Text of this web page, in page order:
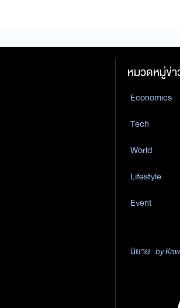
หมวดหมู่ข่
Economics
Tech
World
Lifestyle
Event
นิยาย by